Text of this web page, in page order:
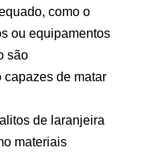
como o
ou equipamentos
são
capazes de matar
de laranjeira
materiais